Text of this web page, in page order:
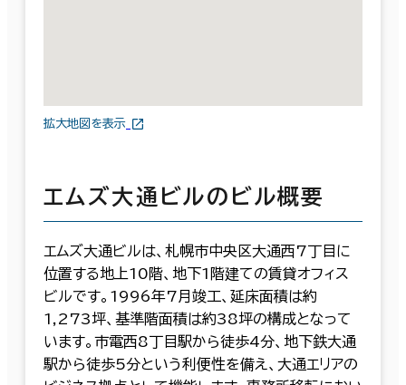
拡大地図を表示
エムズ大通ビルのビル概要
エムズ大通ビルは、札幌市中央区大通西7丁目に
位置する地上10階、地下1階建ての賃貸オフィス
ビルです。1996年7月竣工、延床面積は約
1,273坪、基準階面積は約38坪の構成となって
います。市電西8丁目駅から徒歩4分、地下鉄大通
駅から徒歩5分という利便性を備え、大通エリアの